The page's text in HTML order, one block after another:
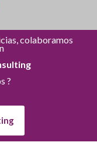
colaboramos
?